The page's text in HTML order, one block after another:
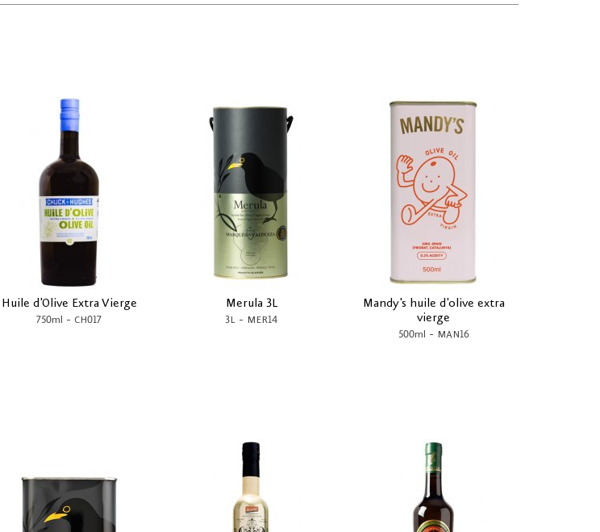
Huile d'Olive Extra Vierge
750ml - CH017
Merula 3L
3L - MER14
Mandy's huile d'olive extra
vierge
500ml - MAN16